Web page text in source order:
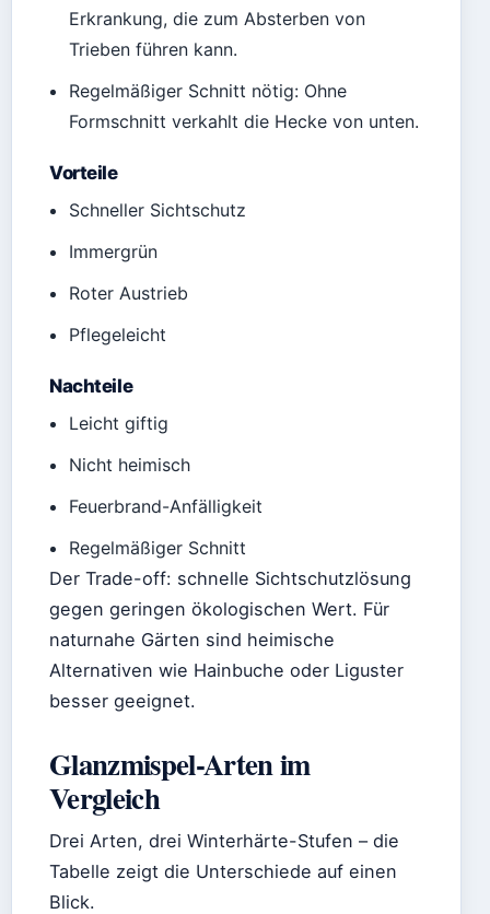
Erkrankung, die zum Absterben von
Trieben führen kann.
Regelmäßiger Schnitt nötig: Ohne
Formschnitt verkahlt die Hecke von unten.
Vorteile
Schneller Sichtschutz
Immergrün
Roter Austrieb
Pflegeleicht
Nachteile
Leicht giftig
Nicht heimisch
Feuerbrand-Anfälligkeit
Regelmäßiger Schnitt
Der Trade-off: schnelle Sichtschutzlösung
gegen geringen ökologischen Wert. Für
naturnahe Gärten sind heimische
Alternativen wie Hainbuche oder Liguster
besser geeignet.
Glanzmispel-Arten im
Vergleich
Drei Arten, drei Winterhärte-Stufen – die
Tabelle zeigt die Unterschiede auf einen
Blick.